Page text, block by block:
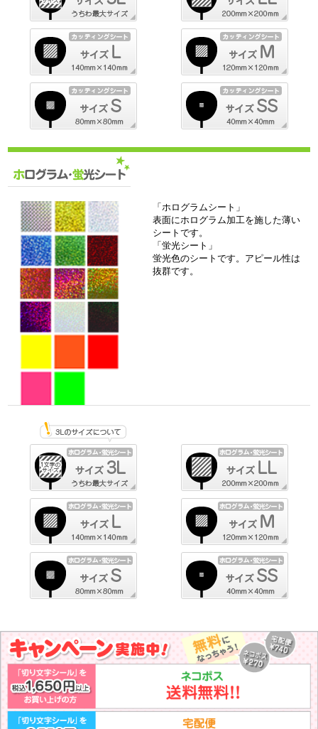
「ホログラムシート」
表面にホログラム加工を施した薄い
シートです。
「蛍光シート」
蛍光色のシートです。アピール性は
抜群です。